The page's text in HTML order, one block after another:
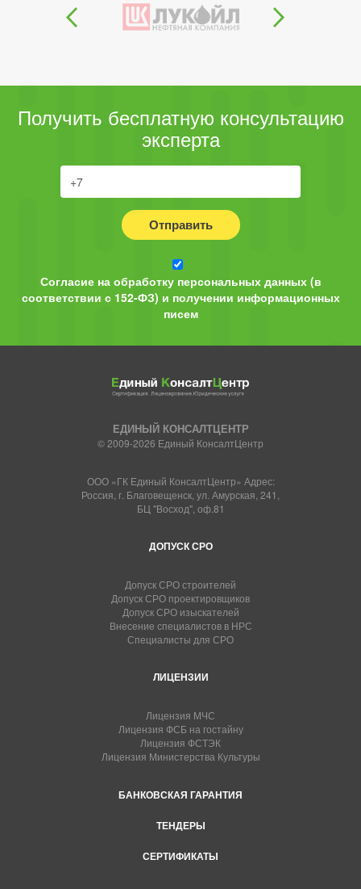
Получить бесплатную консультацию
эксперта
Отправить
Согласие на обработку персональных данных (в
соответствии с 152-ФЗ) и получении информационных
писем
ЕДИНЫЙ КОНСАЛТЦЕНТР
© 2009-2026 Единый КонсалтЦентр
ООО «ГК Единый КонсалтЦентр» Адрес:
Россия, г. Благовещенск, ул. Амурская, 241,
БЦ "Восход", оф.81
ДОПУСК СРО
Допуск СРО строителей
Допуск СРО проектировщиков
Допуск СРО изыскателей
Внесение специалистов в НРС
Специалисты для СРО
ЛИЦЕНЗИИ
Лицензия МЧС
Лицензия ФСБ на гостайну
Лицензия ФСТЭК
Лицензия Министерства Культуры
БАНКОВСКАЯ ГАРАНТИЯ
ТЕНДЕРЫ
СЕРТИФИКАТЫ